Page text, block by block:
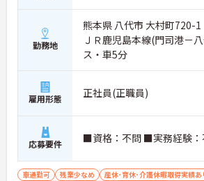
勤務地
熊本県 八代市 大村町720-1
ＪＲ鹿児島本線(門司港－
ス・車5分
雇用形態 正社員(正職員)
応募要件 ■資格：不問 ■実務経験：
車通勤可 残業少なめ 産休･育休･介護休暇取得実績あ